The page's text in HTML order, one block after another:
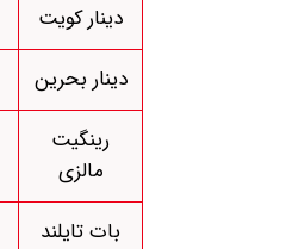
دینار کویت
دینار بحرین
رینگیت
مالزی
بات تایلند